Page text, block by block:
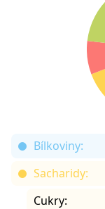
Bílkoviny:
Sacharidy:
Cukry: